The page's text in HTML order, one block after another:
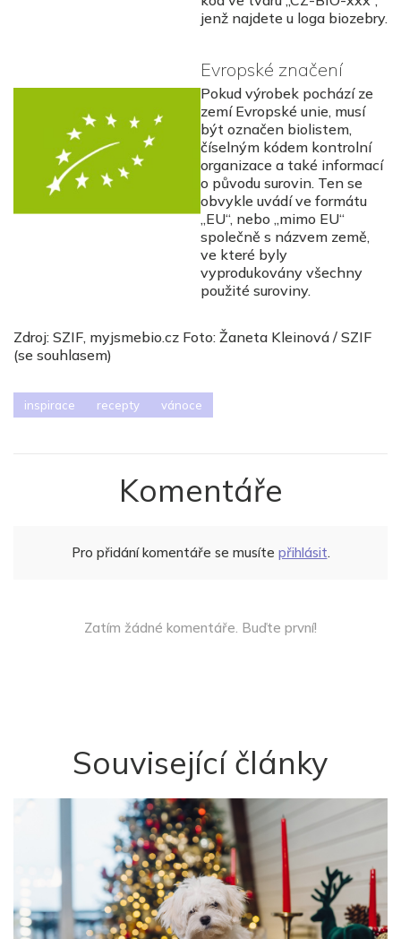
jenž najdete u loga biozebry.
Evropské značení
Pokud výrobek pochází ze
zemí Evropské unie, musí
být označen biolistem,
číselným kódem kontrolní
organizace a také informací
o původu surovin. Ten se
obvykle uvádí ve formátu
„EU“, nebo „mimo EU“
společně s názvem země,
ve které byly
vyprodukovány všechny
použité suroviny.
Zdroj: SZIF, myjsmebio.cz Foto: Žaneta Kleinová / SZIF
(se souhlasem)
inspirace recepty vánoce
Komentáře
Pro přidání komentáře se musíte přihlásit.
Zatím žádné komentáře. Buďte první!
Související články